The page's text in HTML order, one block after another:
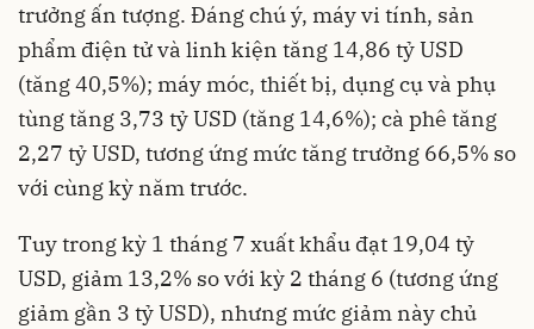
trưởng ấn tượng. Đáng chú ý, máy vi tính, sản
phẩm điện tử và linh kiện tăng 14,86 tỷ USD
(tăng 40,5%); máy móc, thiết bị, dụng cụ và phụ
tùng tăng 3,73 tỷ USD (tăng 14,6%); cà phê tăng
2,27 tỷ USD, tương ứng mức tăng trưởng 66,5% so
với cùng kỳ năm trước.
Tuy trong kỳ 1 tháng 7 xuất khẩu đạt 19,04 tỷ
USD, giảm 13,2% so với kỳ 2 tháng 6 (tương ứng
giảm gần 3 tỷ USD), nhưng mức giảm này chủ